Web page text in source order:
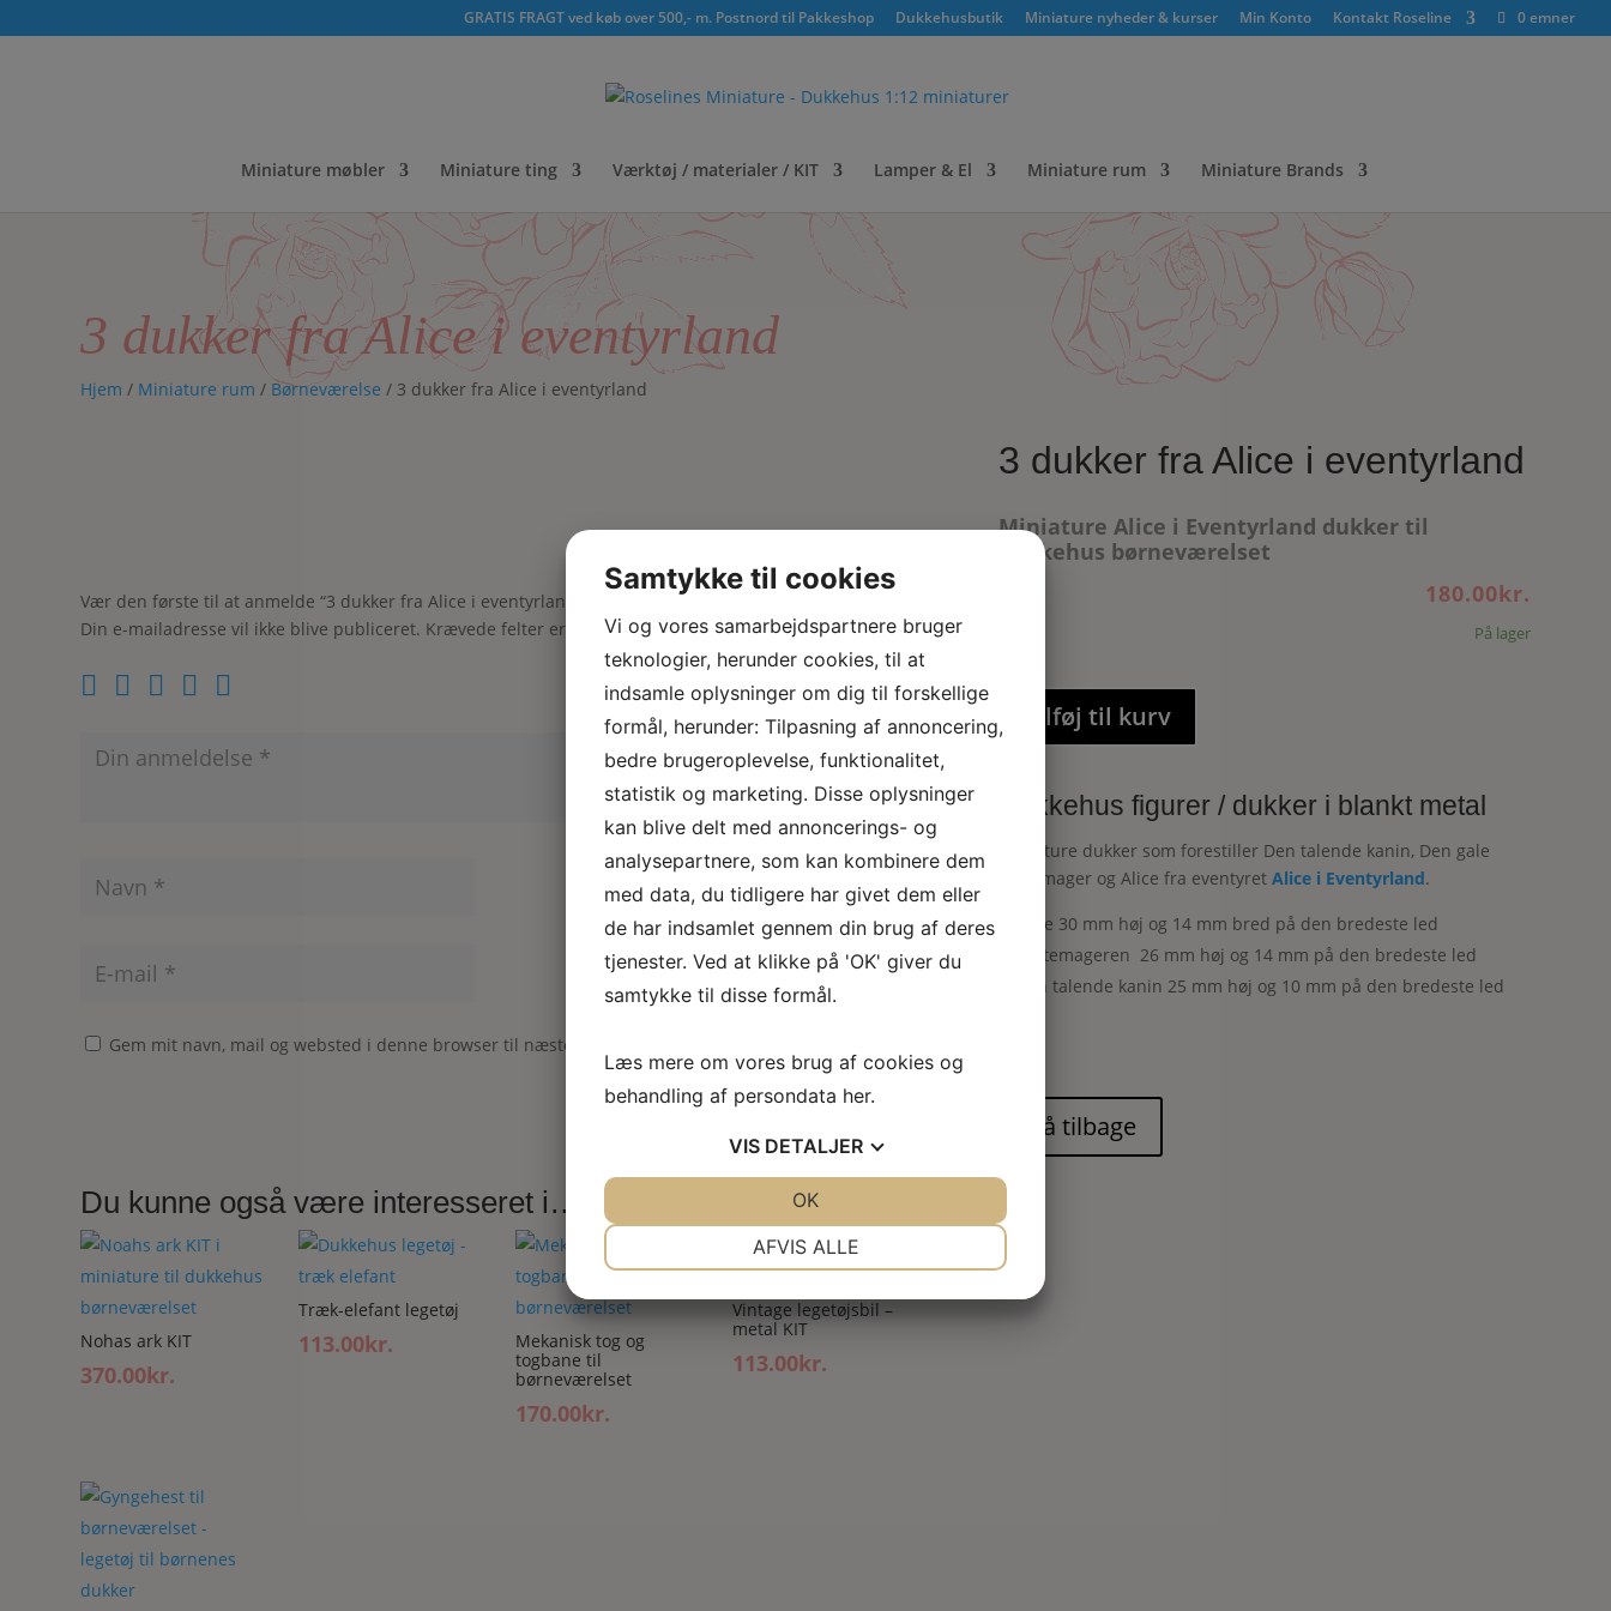
GRATIS FRAGT ved køb over 500,- m. Postnord til Pakkeshop Dukkehusbutik Miniature nyheder & kurser Min Konto Kontakt Roseline 0 emner
Miniature møbler Miniature ting Værktøj / materialer / KIT Lamper & El Miniature rum Miniature Brands
3 dukker fra Alice i eventyrland
Hjem / Miniature rum / Børneværelse / 3 dukker fra Alice i eventyrland
Vær den første til at anmelde “3 dukker fra Alice i eventyrland”
Din e-mailadresse vil ikke blive publiceret. Krævede felter er markeret med*
Gem mit navn, mail og websted i denne browser til næste gang jeg kommenterer.
Du kunne også være interesseret i…
Nohas ark KIT
370.00kr.
Træk-elefant legetøj
113.00kr.
Mekanisk tog og
togbane til
børneværelset
170.00kr.
Vintage legetøjsbil –
metal KIT
113.00kr.
3 dukker fra Alice i eventyrland
Miniature Alice i Eventyrland dukker til
dukkehus børneværelset
180.00kr.
På lager
Tilføj til kurv
Dukkehus figurer / dukker i blankt metal
Miniature dukker som forestiller Den talende kanin, Den gale
hattemager og Alice fra eventyret Alice i Eventyrland.
Alice 30 mm høj og 14 mm bred på den bredeste led
Hattemageren 26 mm høj og 14 mm på den bredeste led
Den talende kanin 25 mm høj og 10 mm på den bredeste led
Samtykke til cookies
Vi og vores samarbejdspartnere bruger
teknologier, herunder cookies, til at
indsamle oplysninger om dig til forskellige
formål, herunder: Tilpasning af annoncering,
bedre brugeroplevelse, funktionalitet,
statistik og marketing. Disse oplysninger
kan blive delt med annoncerings- og
analysepartnere, som kan kombinere dem
med data, du tidligere har givet dem eller
de har indsamlet gennem din brug af deres
tjenester. Ved at klikke på 'OK' giver du
samtykke til disse formål.
Læs mere om vores brug af cookies og
behandling af persondata her.
VIS DETALJER
MARKETING STATISTIK
AFVIS ALLE
OK